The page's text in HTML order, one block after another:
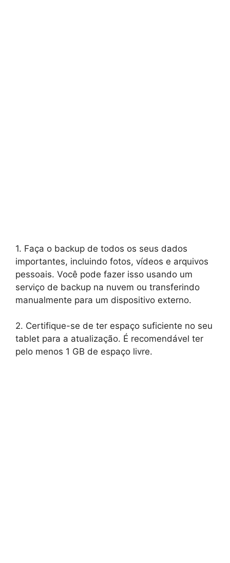
1. Faça o backup de todos os seus dados
importantes, incluindo fotos, vídeos e arquivos
pessoais. Você pode fazer isso usando um
serviço de backup na nuvem ou transferindo
manualmente para um dispositivo externo.
2. Certifique-se de ter espaço suficiente no seu
tablet para a atualização. É recomendável ter
pelo menos 1 GB de espaço livre.